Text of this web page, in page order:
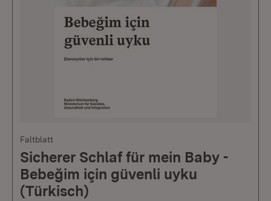
Faltblatt
Sicherer Schlaf für mein Baby -
Bebeğim için güvenli uyku
(Türkisch)